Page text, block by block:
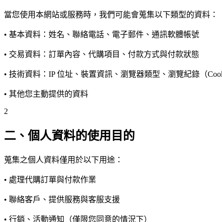
當您使用本網站或服務時，我們可能會蒐集以下類型的資料：
• 基本資料：姓名、聯絡電話、電子郵件、通訊軟體帳號
• 交易資料：訂單內容、代購項目、付款方式與付款狀態
• 技術資料：IP 位址、裝置資訊、瀏覽器類型、瀏覽紀錄（
• 其他您主動提供的資料
2
二、個人資料的使用目的
蒐集之個人資料僅用於以下用途：
• 處理代購訂單與付款作業
• 聯絡客戶、提供服務與客服支援
• 行銷、活動通知（僅限您同意的情況下）